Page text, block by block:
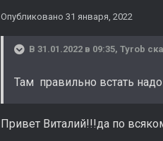
Опубликовано 31 января, 2022
В 31.01.2022 в 09:35, Tyrob
Там правильно встать
Привет Виталий!!!да по